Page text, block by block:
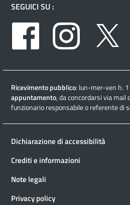
SEGUICI SU :
Facebook
Instagram
Ricevimento pubblico: lun-mer-ven h.
appuntamento, da concordarsi via mail
funzionario responsabile o referente di
Dichiarazione di accessibilità
Crediti e informazioni
Note legali
Privacy policy